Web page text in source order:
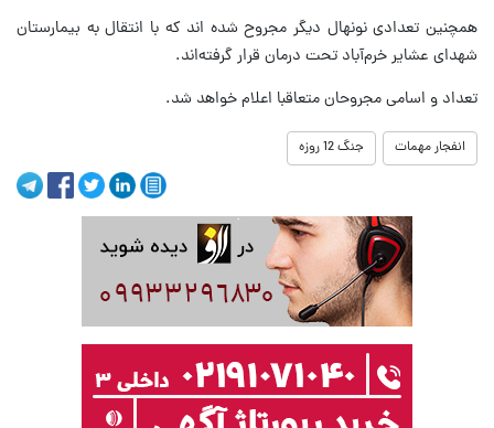
همچنین تعدادی نونهال دیگر مجروح شده اند که با انتقال به بیمارستان
شهدای عشایر خرم‌آباد تحت درمان قرار گرفته‌اند.
تعداد و اسامی مجروحان متعاقبا اعلام خواهد شد.
انفجار مهمات جنگ 12 روزه